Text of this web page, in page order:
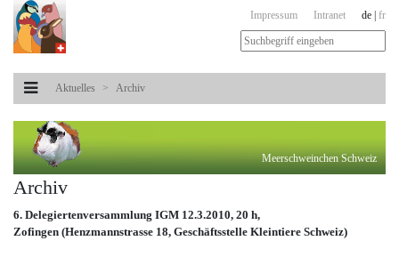
Impressum Intranet de| fr
Aktuelles Archiv
Meerschweinchen Schweiz
Archiv
6. Delegiertenversammlung IGM 12.3.2010, 20 h,
Zofingen (Henzmannstrasse 18, Geschäftsstelle Kleintiere Schweiz)